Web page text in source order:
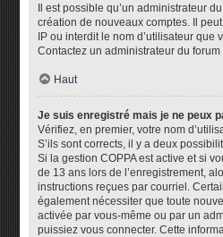
Il est possible qu’un administrateur
création de nouveaux comptes. Il
IP ou interdit le nom d’utilisateur que
Contactez un administrateur du
Haut
Je suis enregistré mais je ne peux
Vérifiez, en premier, votre nom
S’ils sont corrects, il y a deux
Si la gestion COPPA est active et si
de 13 ans lors de l’enregistrement,
instructions reçues par courriel.
également nécessiter que toute
activée par vous-même ou par un
puissiez vous connecter. Cette